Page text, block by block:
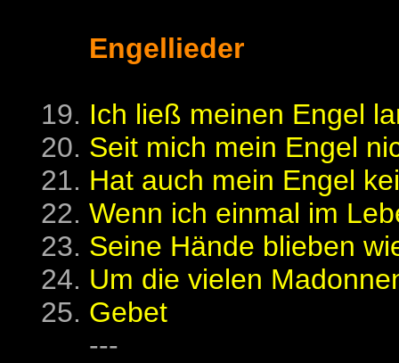
Engellieder
Ich ließ meinen Engel
Seit mich mein Engel
Hat auch mein Engel
Wenn ich einmal im
Seine Hände blieben
Um die vielen
Gebet
---